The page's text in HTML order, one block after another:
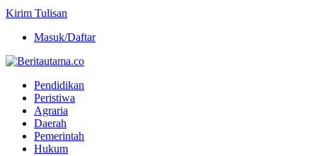
Kirim Tulisan
Masuk/Daftar
Pendidikan
Peristiwa
Agraria
Daerah
Pemerintah
Hukum